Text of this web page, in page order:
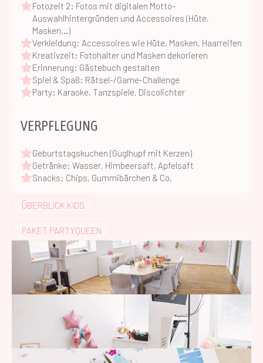
Fotozeit 2: Fotos mit digitalen Motto-
Auswahlhintergründen und Accessoires (Hüte,
Masken,..)
Verkleidung: Accessoires wie Hüte, Masken, Haarreifen
Kreativzeit: Fotohalter und Masken dekorieren
Erinnerung: Gästebuch gestalten
Spiel & Spaß: Rätsel-/Game-Challenge
Party: Karaoke, Tanzspiele, Discolichter
VERPFLEGUNG
Geburtstagskuchen (Guglhupf mit Kerzen)
Getränke: Wasser, Himbeersaft, Apfelsaft
Snacks: Chips, Gummibärchen & Co.
ÜBERBLICK KIDS
PAKET PARTYQUEEN